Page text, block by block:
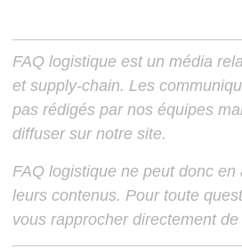
FAQ logistique est un média
et supply-chain. Les
pas rédigés par nos équipes
diffuser sur notre site.
FAQ logistique ne peut donc
leurs contenus. Pour toute
vous rapprocher directement